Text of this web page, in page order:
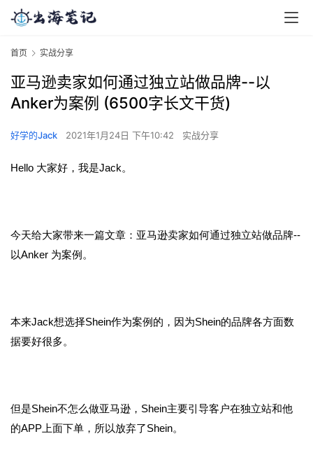
首页 实战分享
亚马逊卖家如何通过独立站做品牌--以
Anker为案例 (6500字长文干货)
好学的Jack 2021年1月24日 下午10:42 实战分享
Hello 大家好，我是Jack。
今天给大家带来一篇文章：亚马逊卖家如何通过独立站做品牌--
以Anker 为案例。
本来Jack想选择Shein作为案例的，因为Shein的品牌各方面数
据要好很多。
但是Shein不怎么做亚马逊，Shein主要引导客户在独立站和他
的APP上面下单，所以放弃了Shein。